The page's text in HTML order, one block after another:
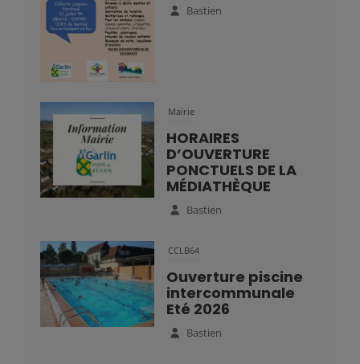
Bastien
Mairie
HORAIRES
D’OUVERTURE
PONCTUELS DE LA
MÉDIATHÈQUE
Bastien
CCLB64
Ouverture piscine
intercommunale
Eté 2026
Bastien